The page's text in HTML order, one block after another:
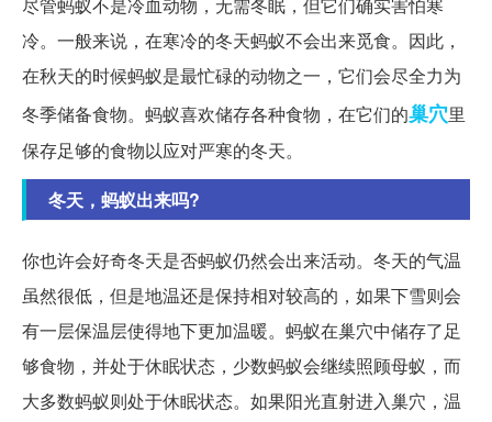
尽管蚂蚁不是冷血动物，无需冬眠，但它们确实害怕寒
冷。一般来说，在寒冷的冬天蚂蚁不会出来觅食。因此，
在秋天的时候蚂蚁是最忙碌的动物之一，它们会尽全力为
冬季储备食物。蚂蚁喜欢储存各种食物，在它们的巢穴里
保存足够的食物以应对严寒的冬天。
冬天，蚂蚁出来吗?
你也许会好奇冬天是否蚂蚁仍然会出来活动。冬天的气温
虽然很低，但是地温还是保持相对较高的，如果下雪则会
有一层保温层使得地下更加温暖。蚂蚁在巢穴中储存了足
够食物，并处于休眠状态，少数蚂蚁会继续照顾母蚁，而
大多数蚂蚁则处于休眠状态。如果阳光直射进入巢穴，温